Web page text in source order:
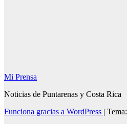
Mi Prensa
Noticias de Puntarenas y Costa Rica
Funciona gracias a WordPress | Tema: